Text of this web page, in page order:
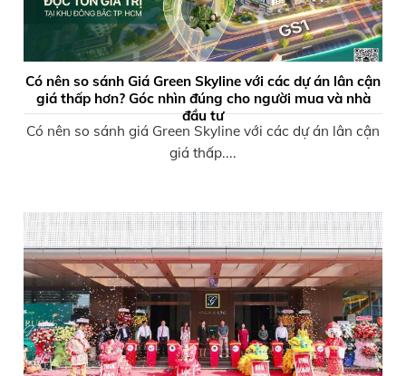
Có nên so sánh Giá Green Skyline với các dự án lân cận
giá thấp hơn? Góc nhìn đúng cho người mua và nhà
đầu tư
Có nên so sánh giá Green Skyline với các dự án lân cận
giá thấp....